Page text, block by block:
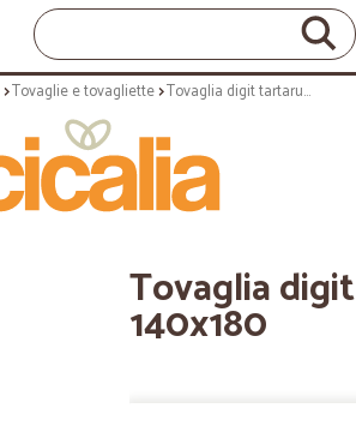
Tovaglie e tovagliette Tovaglia digit tartarughe cm 140x180
Tovaglia
140x180